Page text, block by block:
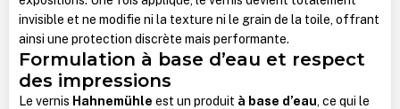
invisible et ne modifie ni la texture ni le grain de la toile, offrant
ainsi une protection discrète mais performante.
Formulation à base d’eau et respect
des impressions
Le vernis Hahnemühle est un produit à base d’eau, ce qui le